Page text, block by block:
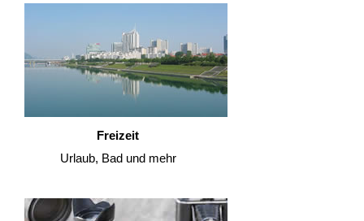
Freizeit
Urlaub, Bad und mehr